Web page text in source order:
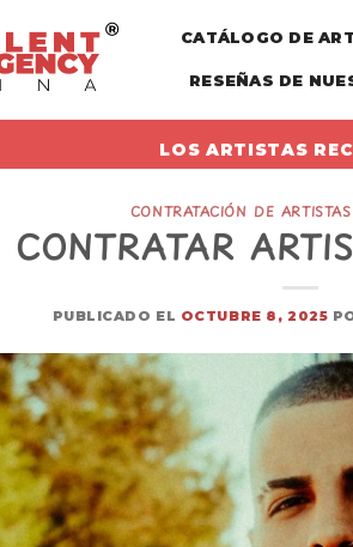
CATÁLOGO DE
RESEÑAS DE
LOS ARTISTAS
CONTRATACIÓN DE
CONTRATAR
PUBLICADO EL OCTUBRE 8, 2025